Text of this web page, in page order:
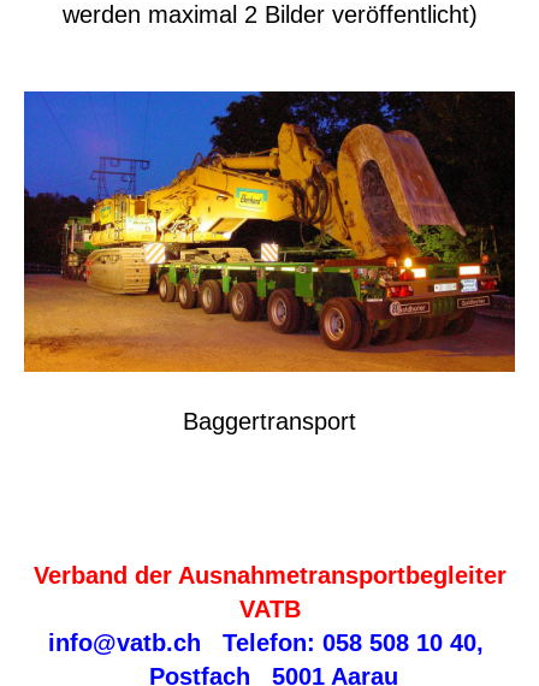
werden maximal 2 Bilder veröffentlicht)
Baggertransport
Verband der Ausnahmetransportbegleiter
VATB
info@vatb.ch Telefon: 058 508 10 40,
Postfach 5001 Aarau